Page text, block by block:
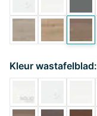
Kleur wastafelblad: